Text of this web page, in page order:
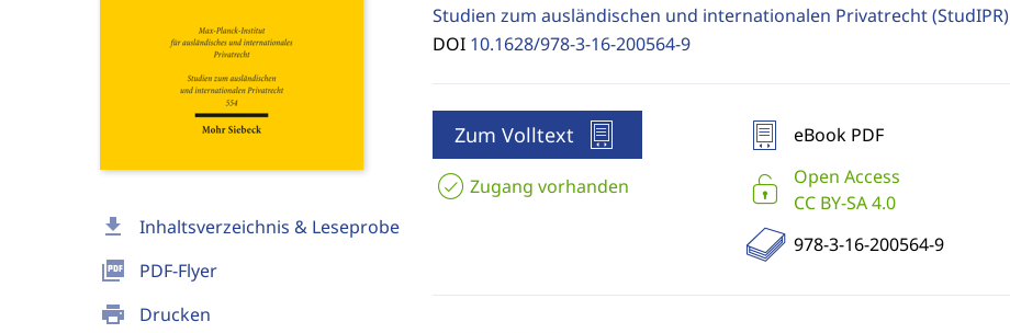
download Inhaltsverzeichnis & Leseprobe
picture_as_pdf PDF-Flyer
print Drucken
Studien zum ausländischen und internationalen Privatrecht (StudIPR)
DOI 10.1628/978-3-16-200564-9
Zum Volltext
Zugang vorhanden
eBook PDF
Open Access
CC BY-SA 4.0
978-3-16-200564-9